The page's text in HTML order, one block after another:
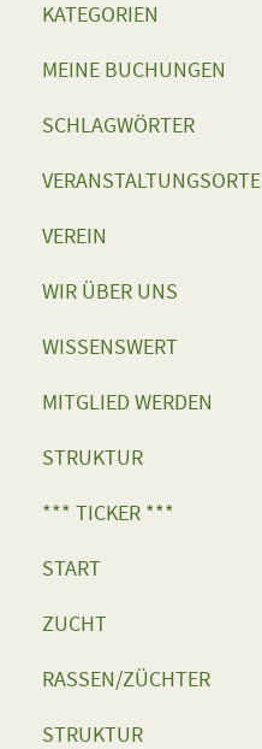
KATEGORIEN
MEINE BUCHUNGEN
SCHLAGWÖRTER
VERANSTALTUNGSORTE
VEREIN
WIR ÜBER UNS
WISSENSWERT
MITGLIED WERDEN
STRUKTUR
*** TICKER ***
START
ZUCHT
RASSEN/ZÜCHTER
STRUKTUR